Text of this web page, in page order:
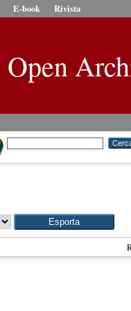
E-book Rivista
Open